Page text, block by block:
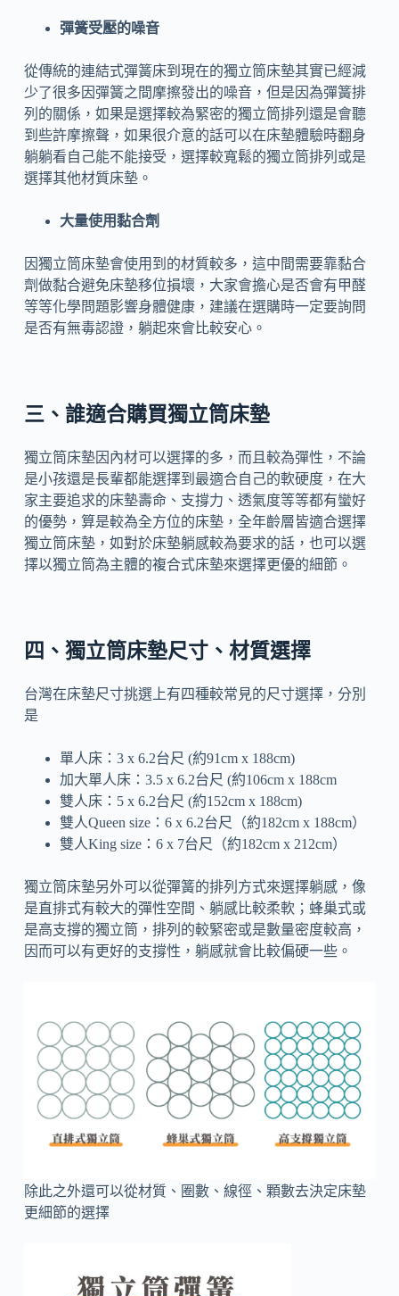
彈簧受壓的噪音
從傳統的連結式彈簧床到現在的獨立筒床墊其實已經減
少了很多因彈簧之間摩擦發出的噪音，但是因為彈簧排
列的關係，如果是選擇較為緊密的獨立筒排列還是會聽
到些許摩擦聲，如果很介意的話可以在床墊體驗時翻身
躺躺看自己能不能接受，選擇較寬鬆的獨立筒排列或是
選擇其他材質床墊。
大量使用黏合劑
因獨立筒床墊會使用到的材質較多，這中間需要靠黏合
劑做黏合避免床墊移位損壞，大家會擔心是否會有甲醛
等等化學問題影響身體健康，建議在選購時一定要詢問
是否有無毒認證，躺起來會比較安心。
三、誰適合購買獨立筒床墊
獨立筒床墊因內材可以選擇的多，而且較為彈性，不論
是小孩還是長輩都能選擇到最適合自己的軟硬度，在大
家主要追求的床墊壽命、支撐力、透氣度等等都有蠻好
的優勢，算是較為全方位的床墊，全年齡層皆適合選擇
獨立筒床墊，如對於床墊躺感較為要求的話，也可以選
擇以獨立筒為主體的複合式床墊來選擇更優的細節。
四、獨立筒床墊尺寸、材質選擇
台灣在床墊尺寸挑選上有四種較常見的尺寸選擇，分別
是
單人床：3 x 6.2台尺 (約91cm x 188cm)
加大單人床：3.5 x 6.2台尺 (約106cm x 188cm
雙人床：5 x 6.2台尺 (約152cm x 188cm)
雙人Queen size：6 x 6.2台尺（約182cm x 188cm）
雙人King size：6 x 7台尺（約182cm x 212cm）
獨立筒床墊另外可以從彈簧的排列方式來選擇躺感，像
是直排式有較大的彈性空間、躺感比較柔軟；蜂巢式或
是高支撐的獨立筒，排列的較緊密或是數量密度較高，
因而可以有更好的支撐性，躺感就會比較偏硬一些。
除此之外還可以從材質、圈數、線徑、顆數去決定床墊
更細節的選擇